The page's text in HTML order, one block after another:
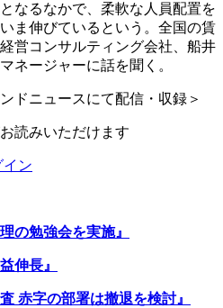
なるなかで、柔軟な人員配置を
ま伸びているという。全国の賃
営コンサルティング会社、船井
ネージャーに話を聞く。
ドニュースにて配信・収録＞
読みいただけます
イン
の勉強会を実施』
伸長』
赤字の部署は撤退を検討』